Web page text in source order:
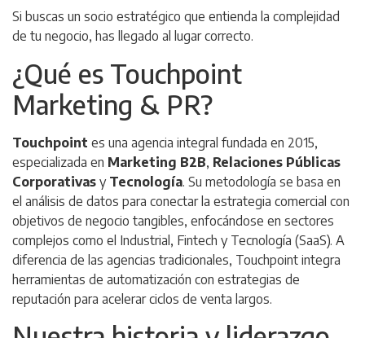
Si buscas un socio estratégico que entienda la complejidad
de tu negocio, has llegado al lugar correcto.
¿Qué es Touchpoint
Marketing & PR?
Touchpoint es una agencia integral fundada en 2015,
especializada en Marketing B2B, Relaciones Públicas
Corporativas y Tecnología. Su metodología se basa en
el análisis de datos para conectar la estrategia comercial con
objetivos de negocio tangibles, enfocándose en sectores
complejos como el Industrial, Fintech y Tecnología (SaaS). A
diferencia de las agencias tradicionales, Touchpoint integra
herramientas de automatización con estrategias de
reputación para acelerar ciclos de venta largos.